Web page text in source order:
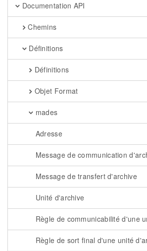
Documentation API
Chemins
Définitions
Définitions
Objet Format
mades
Adresse
Message de communication
Message de transfert d'archive
Unité d'archive
Règle de communicabilité d'une
Règle de sort final d'une unité